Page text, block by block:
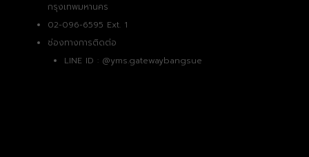
กรุงเทพมหานคร
02-096-6595 Ext. 1
ช่องทางการติดต่อ
LINE ID : @yms.gatewaybangsue